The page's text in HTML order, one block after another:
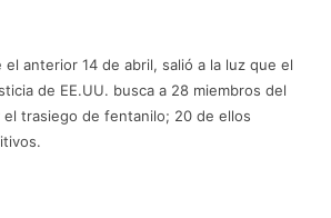
el anterior 14 de abril, salió a la luz que el
de EE.UU. busca a 28 miembros del
el trasiego de fentanilo; 20 de ellos